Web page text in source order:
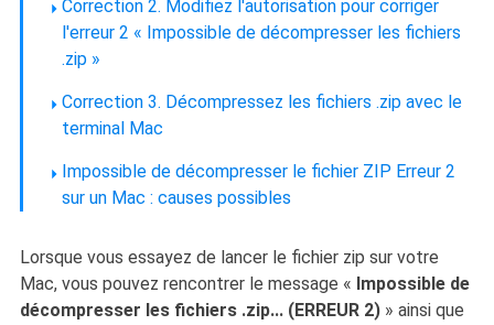
Correction 2. Modifiez l'autorisation pour corriger
l'erreur 2 « Impossible de décompresser les fichiers
.zip »
Correction 3. Décompressez les fichiers .zip avec le
terminal Mac
Impossible de décompresser le fichier ZIP Erreur 2
sur un Mac : causes possibles
Lorsque vous essayez de lancer le fichier zip sur votre
Mac, vous pouvez rencontrer le message « Impossible de
décompresser les fichiers .zip... (ERREUR 2)» ainsi que